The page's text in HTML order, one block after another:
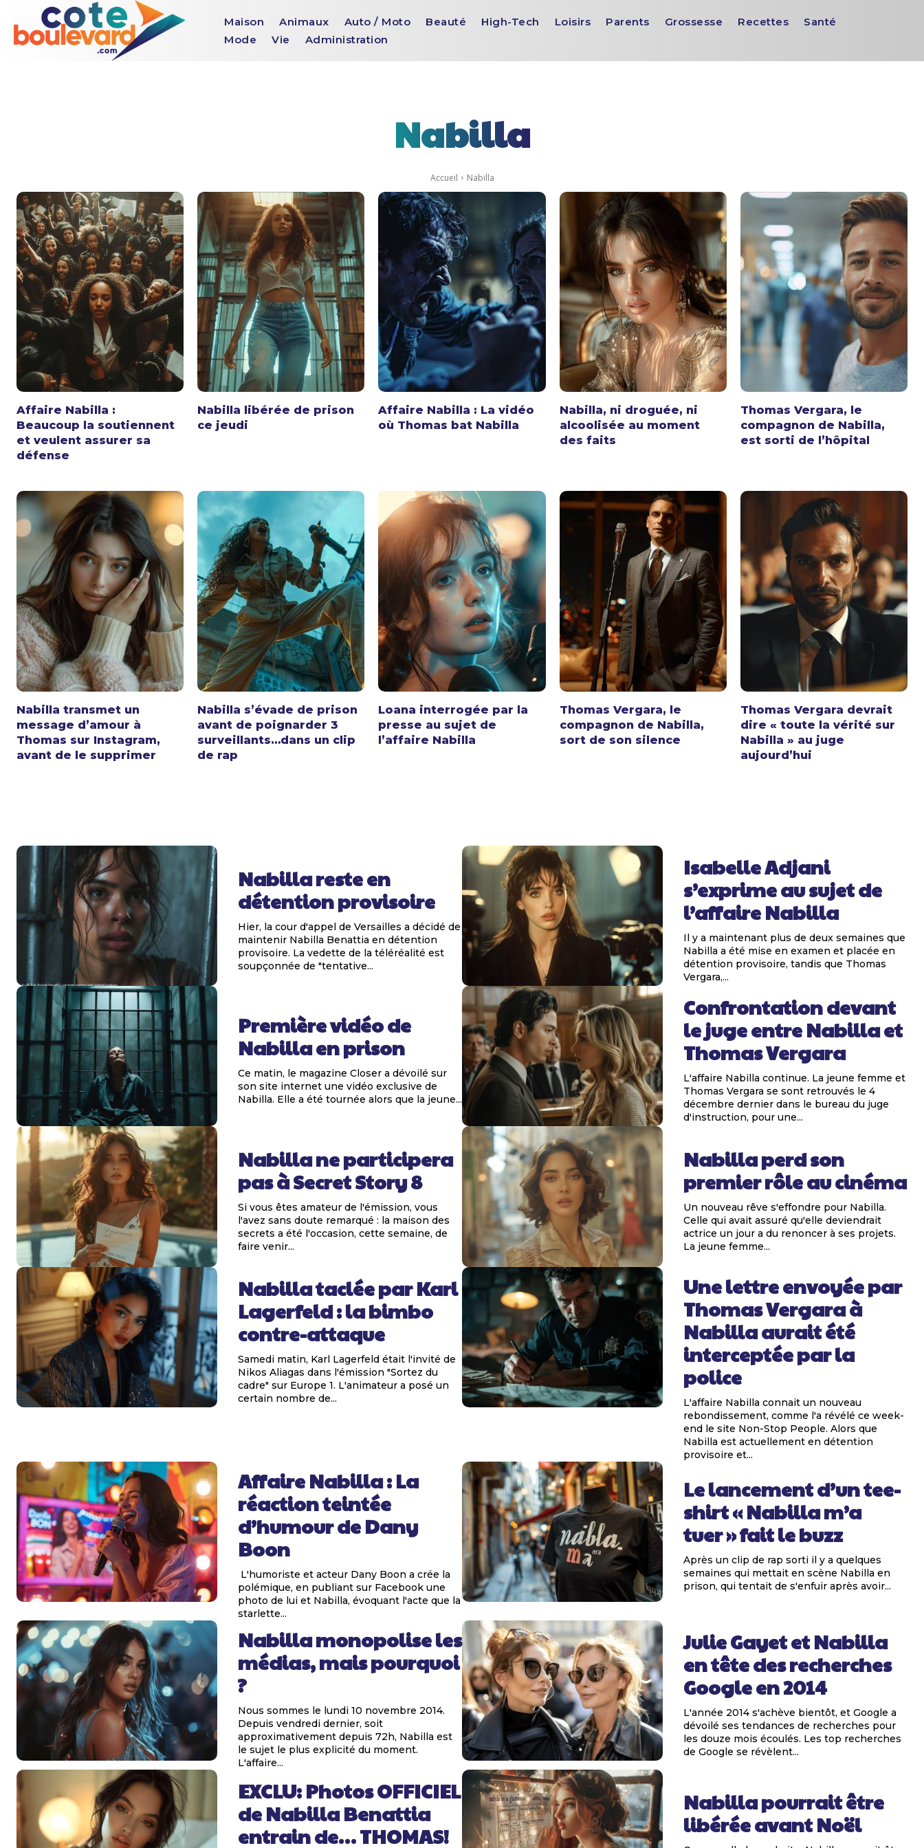
Maison Animaux Auto / Moto Beauté High-Tech Loisirs Parents Grossesse Recettes
Santé
Mode
Vie Administration
Nabilla
Accueil Nabilla
Affaire Nabilla :
Beaucoup la soutiennent
et veulent assurer sa
défense
Nabilla libérée de prison
ce jeudi
Affaire Nabilla : La vidéo
où Thomas bat Nabilla
Nabilla, ni droguée, ni
alcoolisée au moment
des faits
Thomas Vergara, le
compagnon de Nabilla,
est sorti de l’hôpital
Nabilla transmet un
message d’amour à
Thomas sur Instagram,
avant de le supprimer
Nabilla s’évade de prison
avant de poignarder 3
surveillants…dans un clip
de rap
Loana interrogée par la
presse au sujet de
l’affaire Nabilla
Thomas Vergara, le
compagnon de Nabilla,
sort de son silence
Thomas Vergara devrait
dire « toute la vérité sur
Nabilla » au juge
aujourd’hui
Nabilla reste en
détention provisoire
Hier, la cour d'appel de Versailles a décidé de
maintenir Nabilla Benattia en détention
provisoire. La vedette de la téléréalité est
soupçonnée de "tentative...
Isabelle Adjani
s’exprime au sujet de
l’affaire Nabilla
Il y a maintenant plus de deux semaines que
Nabilla a été mise en examen et placée en
détention provisoire, tandis que Thomas
Vergara,...
Première vidéo de
Nabilla en prison
Ce matin, le magazine Closer a dévoilé sur
son site internet une vidéo exclusive de
Nabilla. Elle a été tournée alors que la jeune...
Confrontation devant
le juge entre Nabilla et
Thomas Vergara
L'affaire Nabilla continue. La jeune femme et
Thomas Vergara se sont retrouvés le 4
décembre dernier dans le bureau du juge
d'instruction, pour une...
Nabilla ne participera
pas à Secret Story 8
Si vous êtes amateur de l'émission, vous
l'avez sans doute remarqué : la maison des
secrets a été l'occasion, cette semaine, de
faire venir...
Nabilla perd son
premier rôle au cinéma
Un nouveau rêve s'effondre pour Nabilla.
Celle qui avait assuré qu'elle deviendrait
actrice un jour a du renoncer à ses projets.
La jeune femme...
Nabilla taclée par Karl
Lagerfeld : la bimbo
contre-attaque
Samedi matin, Karl Lagerfeld était l'invité de
Nikos Aliagas dans l'émission "Sortez du
cadre" sur Europe 1. L'animateur a posé un
certain nombre de...
Une lettre envoyée par
Thomas Vergara à
Nabilla aurait été
interceptée par la
police
L'affaire Nabilla connait un nouveau
rebondissement, comme l'a révélé ce week-
end le site Non-Stop People. Alors que
Nabilla est actuellement en détention
provisoire et...
Affaire Nabilla : La
réaction teintée
d’humour de Dany
Boon
L'humoriste et acteur Dany Boon a crée la
polémique, en publiant sur Facebook une
photo de lui et Nabilla, évoquant l'acte que la
starlette...
Le lancement d’un tee-
shirt « Nabilla m’a
tuer » fait le buzz
Après un clip de rap sorti il y a quelques
semaines qui mettait en scène Nabilla en
prison, qui tentait de s'enfuir après avoir...
Nabilla monopolise les
médias, mais pourquoi
?
Nous sommes le lundi 10 novembre 2014.
Depuis vendredi dernier, soit
approximativement depuis 72h, Nabilla est
le sujet le plus explicité du moment.
L'affaire...
Julie Gayet et Nabilla
en tête des recherches
Google en 2014
L'année 2014 s'achève bientôt, et Google a
dévoilé ses tendances de recherches pour
les douze mois écoulés. Les top recherches
de Google se révèlent...
EXCLU: Photos OFFICIEL
de Nabilla Benattia
entrain de… THOMAS!
Nabilla pourrait être
libérée avant Noël